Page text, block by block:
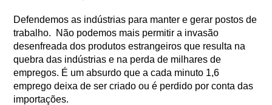
Defendemos as indústrias para manter e gerar postos de
trabalho. Não podemos mais permitir a invasão
desenfreada dos produtos estrangeiros que resulta na
quebra das indústrias e na perda de milhares de
empregos. É um absurdo que a cada minuto 1,6
emprego deixa de ser criado ou é perdido por conta das
importações.